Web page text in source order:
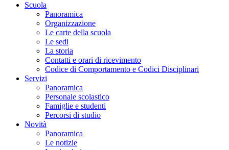
Scuola
Panoramica
Organizzazione
Le carte della scuola
Le sedi
La storia
Contatti e orari di ricevimento
Codice di Comportamento e Codici Disciplinari
Servizi
Panoramica
Personale scolastico
Famiglie e studenti
Percorsi di studio
Novità
Panoramica
Le notizie